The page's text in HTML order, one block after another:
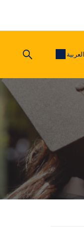
العربية